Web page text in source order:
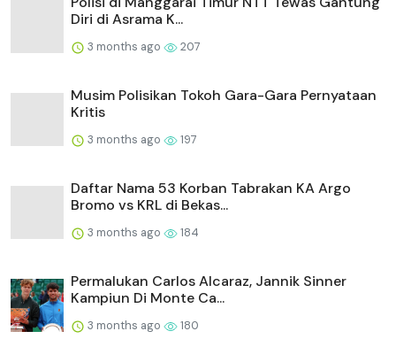
Diri di Asrama K...
3 months ago 207
Musim Polisikan Tokoh Gara-Gara Pernyataan
Kritis
3 months ago 197
Daftar Nama 53 Korban Tabrakan KA Argo
Bromo vs KRL di Bekas...
3 months ago 184
Permalukan Carlos Alcaraz, Jannik Sinner
Kampiun Di Monte Ca...
3 months ago 180